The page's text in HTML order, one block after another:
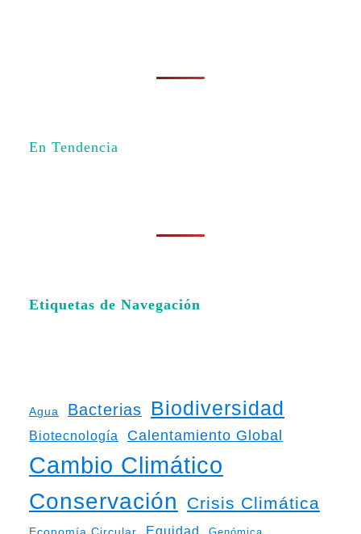
En Tendencia
Etiquetas de Navegación
Agua Bacterias Biodiversidad
Biotecnología Calentamiento Global
Cambio Climático
Conservación Crisis Climática
Equidad